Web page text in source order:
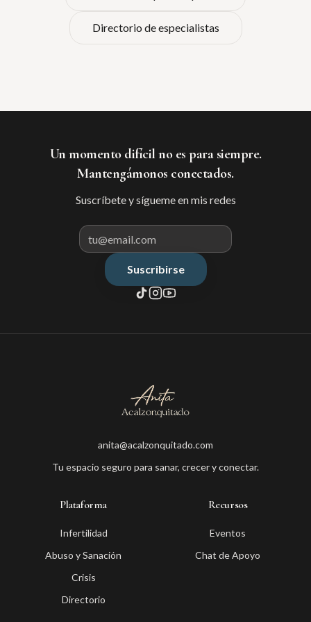
Directorio de especialistas
Un momento difícil no es para siempre.
Mantengámonos conectados.
Suscríbete y sígueme en mis redes
Correo electrónico para
Suscribirse
anita@acalzonquitado.com
Tu espacio seguro para sanar, crecer y conectar.
Plataforma
Infertilidad
Abuso y Sanación
Crisis
Directorio
Recursos
Eventos
Chat de Apoyo